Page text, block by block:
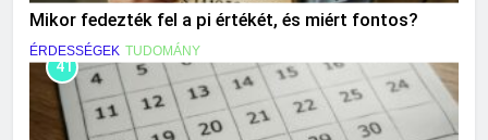
Mikor fedezték fel a pi értékét, és miért fontos?
ÉRDESSÉGEK TUDOMÁNY
41